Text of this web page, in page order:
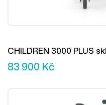
CHILDREN 3000 PLUS
83 900 Kč